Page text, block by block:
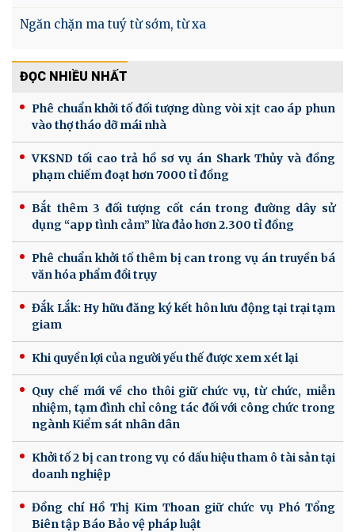
Ngăn chặn ma tuý từ sớm, từ xa
ĐỌC NHIỀU NHẤT
Phê chuẩn khởi tố đối tượng dùng vòi xịt cao áp phun
vào thợ tháo dỡ mái nhà
VKSND tối cao trả hồ sơ vụ án Shark Thủy và đồng
phạm chiếm đoạt hơn 7000 tỉ đồng
Bắt thêm 3 đối tượng cốt cán trong đường dây sử
dụng “app tình cảm” lừa đảo hơn 2.300 tỉ đồng
Phê chuẩn khởi tố thêm bị can trong vụ án truyền bá
văn hóa phẩm đồi trụy
Đắk Lắk: Hy hữu đăng ký kết hôn lưu động tại trại tạm
giam
Khi quyền lợi của người yếu thế được xem xét lại
Quy chế mới về cho thôi giữ chức vụ, từ chức, miễn
nhiệm, tạm đình chỉ công tác đối với công chức trong
ngành Kiểm sát nhân dân
Khởi tố 2 bị can trong vụ có dấu hiệu tham ô tài sản tại
doanh nghiệp
Đồng chí Hồ Thị Kim Thoan giữ chức vụ Phó Tổng
Biên tập Báo Bảo vệ pháp luật